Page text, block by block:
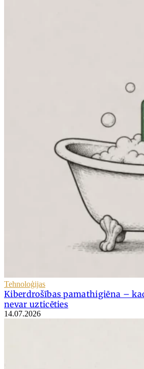
Tehnoloģijas
Kiberdrošības pamathigiēna –
nevar uzticēties
14.07.2026